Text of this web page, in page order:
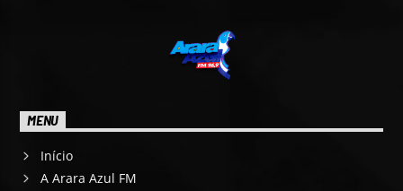
MENU
Início
A Arara Azul FM